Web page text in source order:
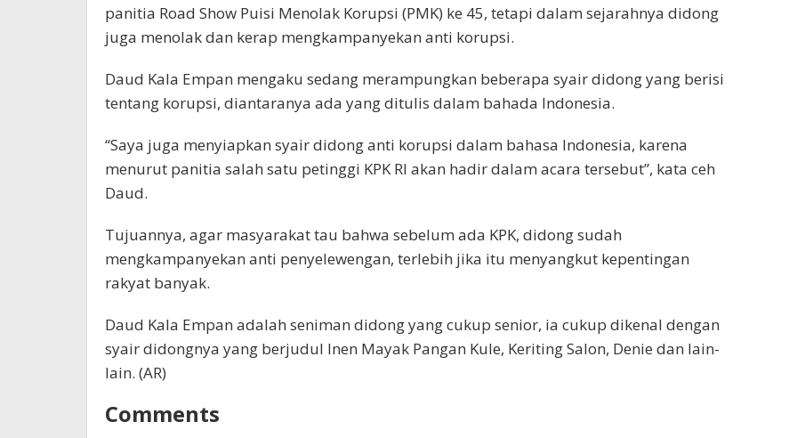
panitia Road Show Puisi Menolak Korupsi (PMK) ke 45, tetapi dalam sejarahnya didong
juga menolak dan kerap mengkampanyekan anti korupsi.
Daud Kala Empan mengaku sedang merampungkan beberapa syair didong yang berisi
tentang korupsi, diantaranya ada yang ditulis dalam bahada Indonesia.
“Saya juga menyiapkan syair didong anti korupsi dalam bahasa Indonesia, karena
menurut panitia salah satu petinggi KPK RI akan hadir dalam acara tersebut”, kata ceh
Daud.
Tujuannya, agar masyarakat tau bahwa sebelum ada KPK, didong sudah
mengkampanyekan anti penyelewengan, terlebih jika itu menyangkut kepentingan
rakyat banyak.
Daud Kala Empan adalah seniman didong yang cukup senior, ia cukup dikenal dengan
syair didongnya yang berjudul Inen Mayak Pangan Kule, Keriting Salon, Denie dan lain-
lain. (AR)
Comments